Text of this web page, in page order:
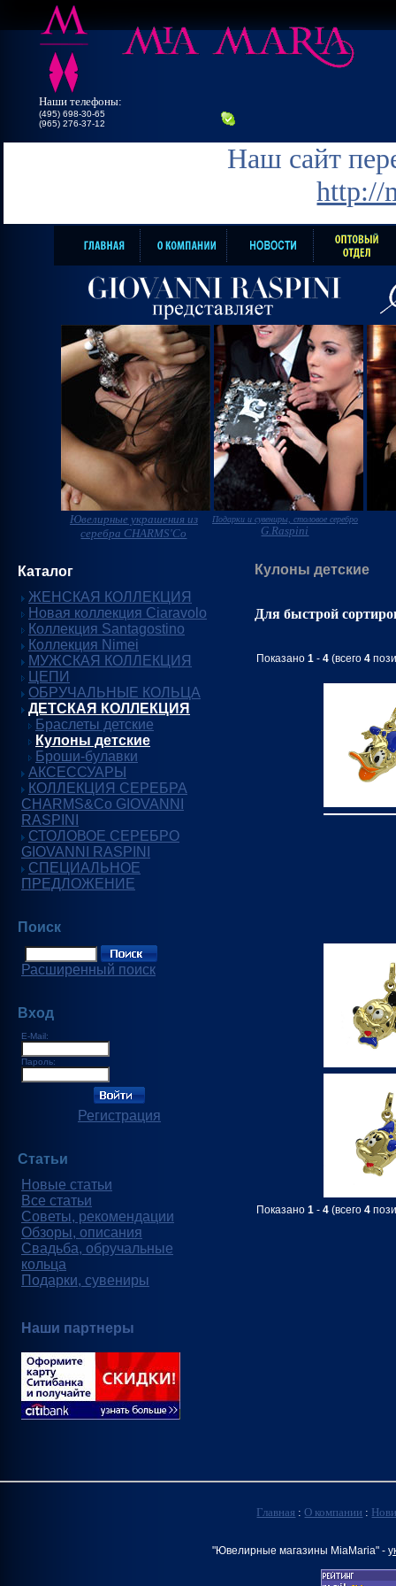
Наши телефоны:
(495) 698-30-65
(965) 276-37-12
Наш сайт
http://
Ювелирные украшения из
серебра CHARMS'Co
Подарки и сувениры, столовое серебро
G.Raspini
Каталог
ЖЕНСКАЯ КОЛЛЕКЦИЯ
Новая коллекция Ciaravolo
Коллекция Santagostino
Коллекция Nimei
МУЖСКАЯ КОЛЛЕКЦИЯ
ЦЕПИ
ОБРУЧАЛЬНЫЕ КОЛЬЦА
ДЕТСКАЯ КОЛЛЕКЦИЯ
Браслеты детские
Кулоны детские
Броши-булавки
АКСЕССУАРЫ
КОЛЛЕКЦИЯ СЕРЕБРА
CHARMS&Co GIOVANNI
RASPINI
СТОЛОВОЕ СЕРЕБРО
GIOVANNI RASPINI
СПЕЦИАЛЬНОЕ
ПРЕДЛОЖЕНИЕ
Поиск
Расширенный поиск
Вход
E-Mail:
Пароль:
Регистрация
Статьи
Новые статьи
Все статьи
Советы, рекомендации
Обзоры, описания
Свадьба, обручальные
кольца
Подарки, сувениры
Наши партнеры
Кулоны детские
Для быстрой
Показано 1 - 4 (всего 4
Показано 1 - 4 (всего 4
Главная :О компании :
"Ювелирные магазины MiaMaria" -